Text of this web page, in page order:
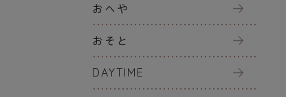
おへや
おそと
DAYTIME